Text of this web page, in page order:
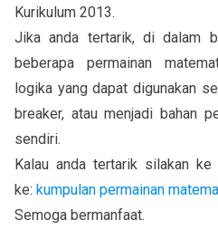
Kurikulum 2013.
Jika anda tertarik, di dalam
beberapa permainan
logika yang dapat digunakan
breaker, atau menjadi bahan
sendiri.
Kalau anda tertarik silakan ke
ke: kumpulan permainan
Semoga bermanfaat.